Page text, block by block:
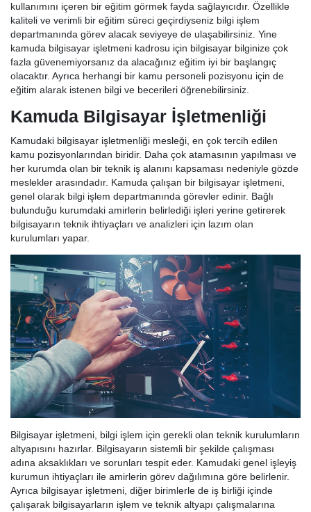
kullanımını içeren bir eğitim görmek fayda sağlayıcıdır. Özellikle
kaliteli ve verimli bir eğitim süreci geçirdiyseniz bilgi işlem
departmanında görev alacak seviyeye de ulaşabilirsiniz. Yine
kamuda bilgisayar işletmeni kadrosu için bilgisayar bilginize çok
fazla güvenemiyorsanız da alacağınız eğitim iyi bir başlangıç
olacaktır. Ayrıca herhangi bir kamu personeli pozisyonu için de
eğitim alarak istenen bilgi ve becerileri öğrenebilirsiniz.
Kamuda Bilgisayar İşletmenliği
Kamudaki bilgisayar işletmenliği mesleği, en çok tercih edilen
kamu pozisyonlarından biridir. Daha çok atamasının yapılması ve
her kurumda olan bir teknik iş alanını kapsaması nedeniyle gözde
meslekler arasındadır. Kamuda çalışan bir bilgisayar işletmeni,
genel olarak bilgi işlem departmanında görevler edinir. Bağlı
bulunduğu kurumdaki amirlerin belirlediği işleri yerine getirerek
bilgisayarın teknik ihtiyaçları ve analizleri için lazım olan
kurulumları yapar.
Bilgisayar işletmeni, bilgi işlem için gerekli olan teknik kurulumların
altyapısını hazırlar. Bilgisayarın sistemli bir şekilde çalışması
adına aksaklıkları ve sorunları tespit eder. Kamudaki genel işleyiş
kurumun ihtiyaçları ile amirlerin görev dağılımına göre belirlenir.
Ayrıca bilgisayar işletmeni, diğer birimlerle de iş birliği içinde
çalışarak bilgisayarların işlem ve teknik altyapı çalışmalarına